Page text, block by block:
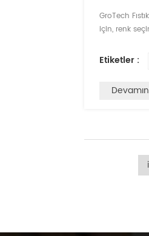
GroTech
için, renk
zaman ve ç...
Etiketler :